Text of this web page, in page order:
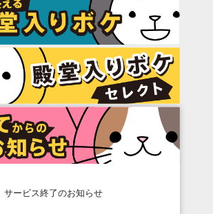
サービス終了のお知らせ